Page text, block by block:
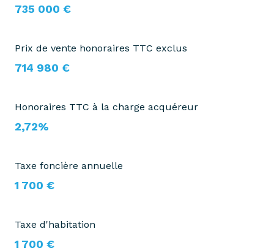
735 000 €
Prix de vente honoraires TTC exclus
714 980 €
Honoraires TTC à la charge acquéreur
2,72%
Taxe foncière annuelle
1 700 €
Taxe d'habitation
1 700 €